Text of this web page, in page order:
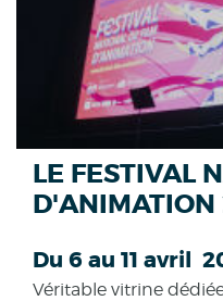
LE FESTIVAL
Du 6 au 11 avril
Véritable vitrine